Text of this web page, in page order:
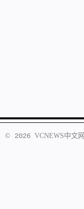
© 2026 VCNEWS中文网